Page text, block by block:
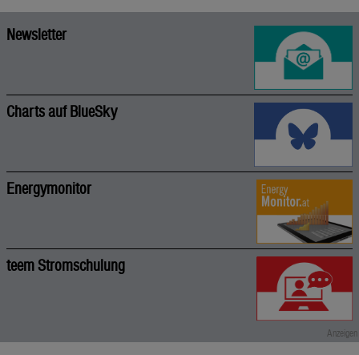
Newsletter
Charts auf BlueSky
Energymonitor
teem Stromschulung